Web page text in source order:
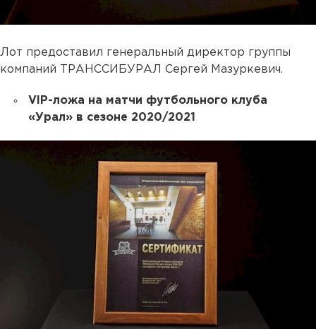
Лот предоставил генеральный директор группы
компаний ТРАНССИБУРАЛ Сергей Мазуркевич.
VIP-ложа на матчи футбольного клуба
«Урал» в сезоне 2020/2021